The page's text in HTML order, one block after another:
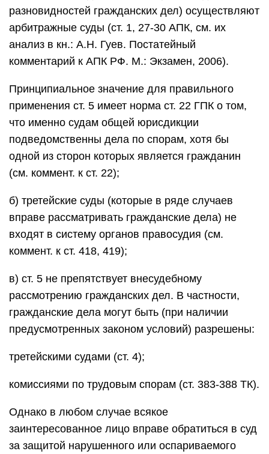
разновидностей гражданских дел) осуществляют
арбитражные суды (ст. 1, 27-30 АПК, см. их
анализ в кн.: А.Н. Гуев. Постатейный
комментарий к АПК РФ. М.: Экзамен, 2006).
Принципиальное значение для правильного
применения ст. 5 имеет норма ст. 22 ГПК о том,
что именно судам общей юрисдикции
подведомственны дела по спорам, хотя бы
одной из сторон которых является гражданин
(см. коммент. к ст. 22);
б) третейские суды (которые в ряде случаев
вправе рассматривать гражданские дела) не
входят в систему органов правосудия (см.
коммент. к ст. 418, 419);
в) ст. 5 не препятствует внесудебному
рассмотрению гражданских дел. В частности,
гражданские дела могут быть (при наличии
предусмотренных законом условий) разрешены:
третейскими судами (ст. 4);
комиссиями по трудовым спорам (ст. 383-388 ТК).
Однако в любом случае всякое
заинтересованное лицо вправе обратиться в суд
за защитой нарушенного или оспариваемого